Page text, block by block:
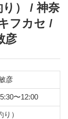
）
/ 神奈
フカセ /
彦
彦
〜12:00
）